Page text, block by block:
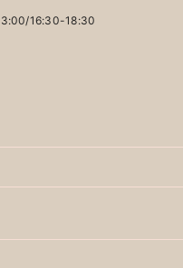
16:30-18:30